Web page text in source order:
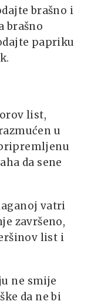
brašno i
brašno
papriku
list,
u
da sene
vatri
završeno,
list i
ne smije
da ne bi